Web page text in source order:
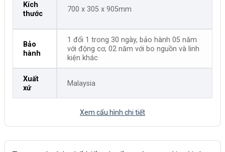
Kích
thước
700 x 305 x 905mm
Bảo
hành
1 đổi 1 trong 30 ngày, bảo hành 05 năm
với động cơ, 02 năm với bo nguồn và linh
kiện khác
Xuất
xứ
Malaysia
Xem cấu hình chi tiết